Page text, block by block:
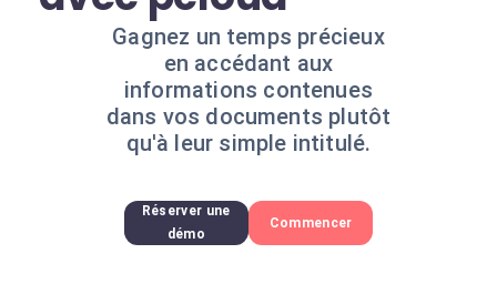
Gagnez un temps précieux
en accédant aux
informations contenues
dans vos documents plutôt
qu'à leur simple intitulé.
Réserver une
démo
Commencer